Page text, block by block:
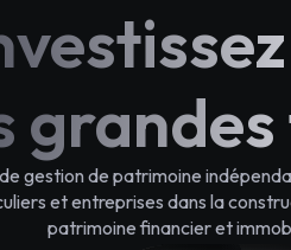
gestion de patrimoine
et entreprises dans la
patrimoine financier et